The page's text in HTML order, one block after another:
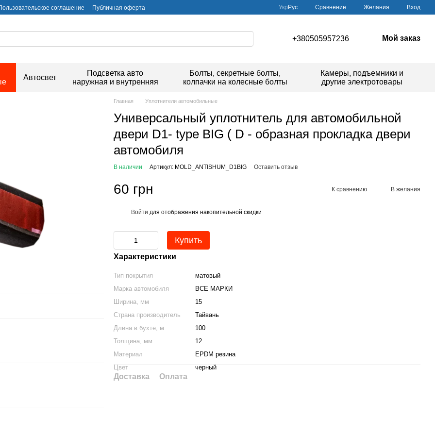
соглашение Публичная оферта Укр Рус Сравнение Желания Вход
+380505957236 Мой заказ
Автосвет
Подсветка авто
наружная и внутренняя
Болты, секретные болты,
колпачки на колесные болты
Камеры, подъемники и
другие электротовары
Главная Уплотнители автомобильные
Универсальный уплотнитель для автомобильной
двери D1- type BIG ( D - образная прокладка двери
автомобиля
В наличии Артикул: MOLD_ANTISHUM_D1BIG Оставить отзыв
60 грн К сравнению В желания
Войти для отображения накопительной скидки
Купить
Характеристики
Тип покрытия
матовый
Марка автомобиля
ВСЕ МАРКИ
Ширина, мм
15
Страна производитель
Тайвань
Длина в бухте, м
100
Толщина, мм
12
Материал
EPDM резина
Цвет
черный
Доставка Оплата